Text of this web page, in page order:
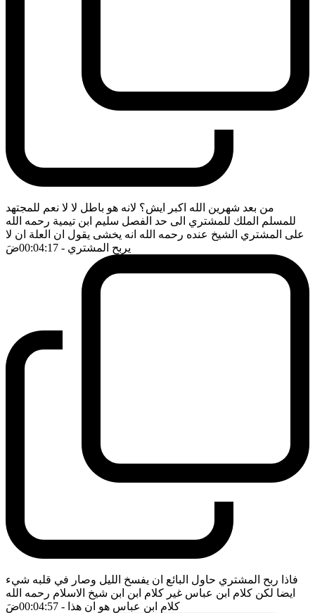
من بعد شهرين الله اكبر ايش؟ لانه هو باطل لا لا نعم للمجتهد
للمسلم الملك للمشتري الى حد الفصل سليم ابن تيمية رحمه الله
على المشتري الشيخ عنده رحمه الله انه يخشى يقول ان العلة ان لا
يربح المشتري - 00:04:17 ضَ
فاذا ربح المشتري حاول البائع ان يفسخ الليل وصار في قلبه شيء
ايضا لكن كلام ابن عباس غير كلام ابن ابن شيخ الاسلام رحمه الله
كلام ابن عباس هو ان هذا - 00:04:57 ضَ